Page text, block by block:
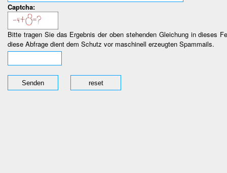
Captcha:
Bitte tragen Sie das Ergebnis der oben stehenden Gleichung in dieses
diese Abfrage dient dem Schutz vor maschinell erzeugten Spammails.